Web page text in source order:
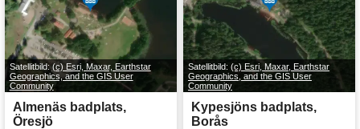
Satellitbild: (c) Esri, Maxar, Earthstar
Geographics, and the GIS User
Community
Almenäs badplats,
Öresjö
Satellitbild: (c) Esri, Maxar, Earthstar
Geographics, and the GIS User
Community
Kypesjöns badplats,
Borås